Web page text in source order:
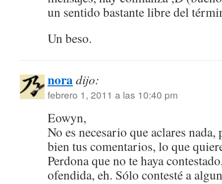
un sentido bastante libre del
Un beso.
noradijo:
febrero 1, 2011 a las 10:40 pm
Eowyn,
No es necesario que aclares
bien tus comentarios, lo que
Perdona que no te haya
ofendida, eh. Sólo contesté a